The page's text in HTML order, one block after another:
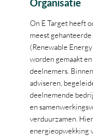
On E Target heeft
meest
(Renewable
worden gemaakt
deelnemers.
adviseren,
deelnemende
en
verduurzamen.
energieopwekking